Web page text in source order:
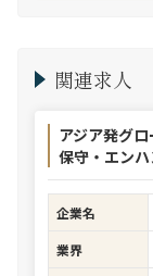
関連求人
アジア発グ
保守・エン
企業名
業界